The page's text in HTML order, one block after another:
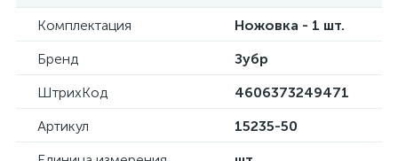
Комплектация
Ножовка - 1 шт.
Бренд
Зубр
ШтрихКод
4606373249471
Артикул
15235-50